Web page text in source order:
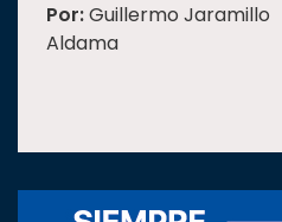
Por:Guillermo Jaramillo
Aldama